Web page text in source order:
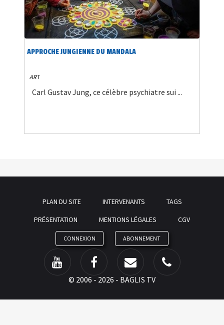
APPROCHE JUNGIENNE DU MANDALA
ART
Carl Gustav Jung, ce célèbre psychiatre sui ...
PLAN DU SITE INTERVENANTS
TAGS
PRÉSENTATION
MENTIONS LÉGALES CGV
CONNEXION ABONNEMENT
© 2006 - 2026 - BAGLIS TV